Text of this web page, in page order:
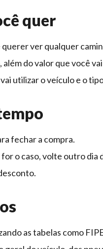
quer
ver qualquer
além do valor que você
utilizar o veículo e o
fechar a compra.
o caso, volte outro dia
as tabelas como